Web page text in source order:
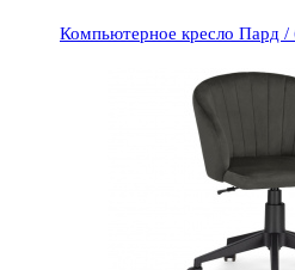
Компьютерное кресло Пард /